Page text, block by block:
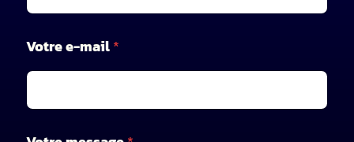
t
e
Votre e-mail*